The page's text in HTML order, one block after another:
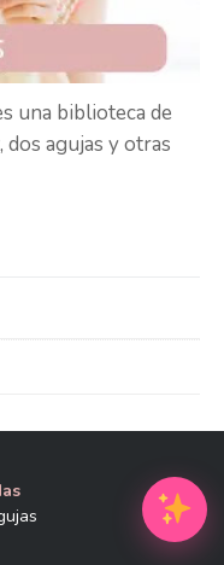
una biblioteca de
agujas y otras